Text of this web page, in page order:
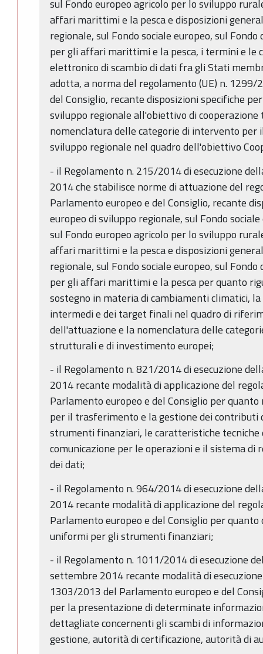
sul Fondo europeo agricolo per lo sviluppo
affari marittimi e la pesca e disposizioni
regionale, sul Fondo sociale europeo, sul Fondo
per gli affari marittimi e la pesca, i termini e le
elettronico di scambio di dati fra gli Stati
adotta, a norma del regolamento (UE) n.
del Consiglio, recante disposizioni specifiche
sviluppo regionale all'obiettivo di
nomenclatura delle categorie di intervento per
sviluppo regionale nel quadro dell'obiettivo
- il Regolamento n. 215/2014 di esecuzione
2014 che stabilisce norme di attuazione del
Parlamento europeo e del Consiglio, recante
europeo di sviluppo regionale, sul Fondo
sul Fondo europeo agricolo per lo sviluppo
affari marittimi e la pesca e disposizioni
regionale, sul Fondo sociale europeo, sul Fondo
per gli affari marittimi e la pesca per quanto
sostegno in materia di cambiamenti climatici,
intermedi e dei target finali nel quadro di
dell'attuazione e la nomenclatura delle
strutturali e di investimento europei;
- il Regolamento n. 821/2014 di esecuzione
2014 recante modalità di applicazione del
Parlamento europeo e del Consiglio per
per il trasferimento e la gestione dei contributi
strumenti finanziari, le caratteristiche
comunicazione per le operazioni e il sistema
dei dati;
- il Regolamento n. 964/2014 di esecuzione
2014 recante modalità di applicazione del
Parlamento europeo e del Consiglio per
uniformi per gli strumenti finanziari;
- il Regolamento n. 1011/2014 di esecuzione
settembre 2014 recante modalità di
1303/2013 del Parlamento europeo e del
per la presentazione di determinate
dettagliate concernenti gli scambi di
gestione, autorità di certificazione, autorità di